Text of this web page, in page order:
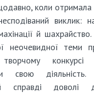
коли
виклик:
й
неочевидної теми
конкурсі
свою
справді доволі